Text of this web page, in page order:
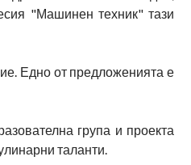
"Машинен техник" тази
Едно от предложенията е
група и проекта
таланти.